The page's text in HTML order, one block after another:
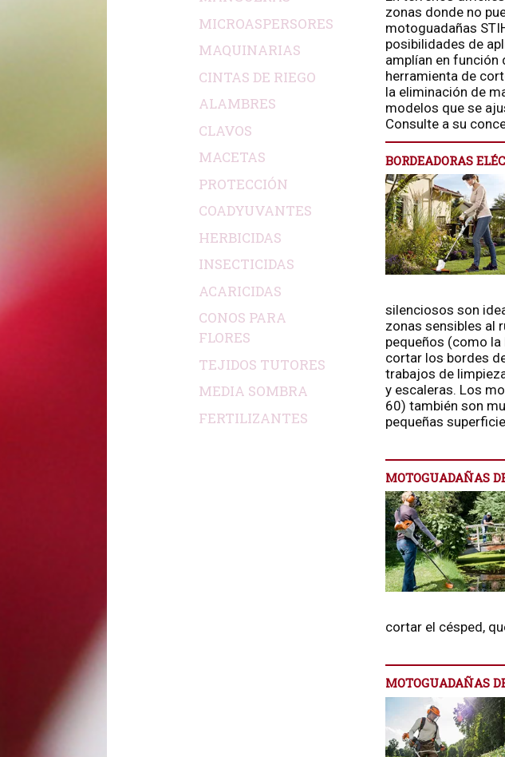
MICROASPERSORES
MAQUINARIAS
CINTAS DE RIEGO
ALAMBRES
CLAVOS
MACETAS
PROTECCIÓN
COADYUVANTES
HERBICIDAS
INSECTICIDAS
ACARICIDAS
CONOS PARA
FLORES
TEJIDOS TUTORES
MEDIA SOMBRA
FERTILIZANTES
zonas donde no
motoguadañas
posibilidades de
amplían en función
herramienta de
la eliminación de
modelos que se
Consulte a su
BORDEADORAS
silenciosos son
zonas sensibles al
pequeños (como la
cortar los bordes
trabajos de
y escaleras. Los
60) también son
pequeñas
MOTOGUADAÑAS
cortar el césped,
MOTOGUADAÑAS